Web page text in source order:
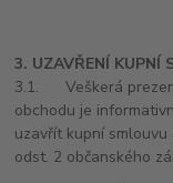
3. UZAVŘENÍ KUPNÍ
3.1. Veškerá
obchodu je
uzavřít kupní
odst. 2 občanského